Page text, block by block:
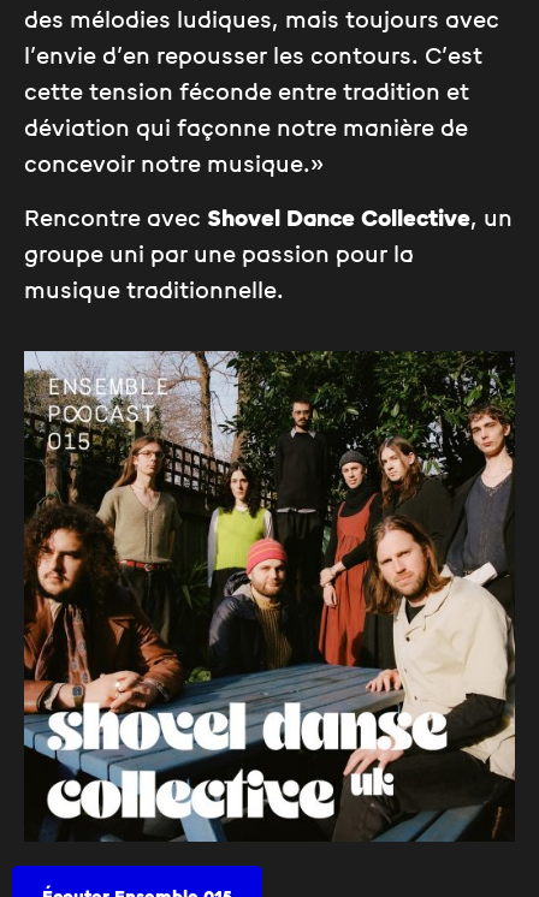
des mélodies ludiques, mais toujours avec
l’envie d’en repousser les contours. C’est
cette tension féconde entre tradition et
déviation qui façonne notre manière de
concevoir notre musique.»
Rencontre avec Shovel Dance Collective, un
groupe uni par une passion pour la
musique traditionnelle.